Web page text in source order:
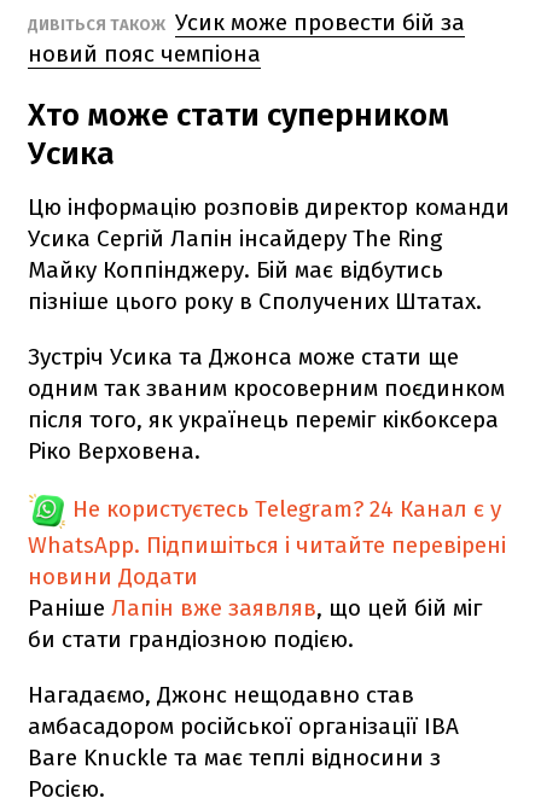
ДИВІТЬСЯ ТАКОЖ Усик може провести бій за
новий пояс чемпіона
Хто може стати суперником
Усика
Цю інформацію розповів директор команди
Усика Сергій Лапін інсайдеру The Ring
Майку Коппінджеру. Бій має відбутись
пізніше цього року в Сполучених Штатах.
Зустріч Усика та Джонса може стати ще
одним так званим кросоверним поєдинком
після того, як українець переміг кікбоксера
Ріко Верховена.
Не користуєтесь Telegram? 24 Канал є у
WhatsApp. Підпишіться і читайте перевірені
новини Додати
Раніше Лапін вже заявляв, що цей бій міг
би стати грандіозною подією.
Нагадаємо, Джонс нещодавно став
амбасадором російської організації IBA
Bare Knuckle та має теплі відносини з
Росією.